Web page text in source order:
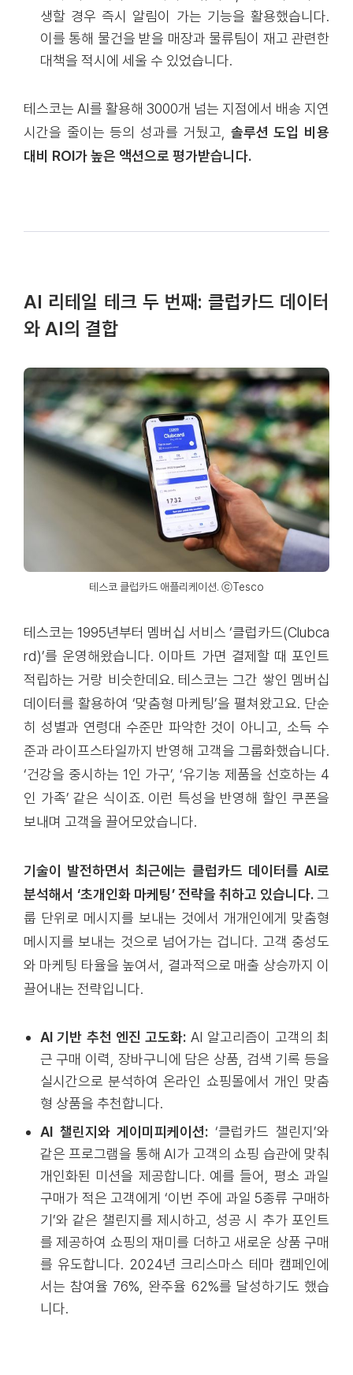
생할 경우 즉시 알림이 가는 기능을 활용했습니다.
이를 통해 물건을 받을 매장과 물류팀이 재고 관련한
대책을 적시에 세울 수 있었습니다.
테스코는 AI를 활용해 3000개 넘는 지점에서 배송 지연
시간을 줄이는 등의 성과를 거뒀고, 솔루션 도입 비용
대비 ROI가 높은 액션으로 평가받습니다.
AI 리테일 테크 두 번째: 클럽카드 데이터
와 AI의 결합
테스코 클럽카드 애플리케이션. ⓒTesco
테스코는 1995년부터 멤버십 서비스 ‘클럽카드(Clubca
rd)’를 운영해왔습니다. 이마트 가면 결제할 때 포인트
적립하는 거랑 비슷한데요. 테스코는 그간 쌓인 멤버십
데이터를 활용하여 ‘맞춤형 마케팅’을 펼쳐왔고요. 단순
히 성별과 연령대 수준만 파악한 것이 아니고, 소득 수
준과 라이프스타일까지 반영해 고객을 그룹화했습니다.
‘건강을 중시하는 1인 가구’, ‘유기농 제품을 선호하는 4
인 가족’ 같은 식이죠. 이런 특성을 반영해 할인 쿠폰을
보내며 고객을 끌어모았습니다.
기술이 발전하면서 최근에는 클럽카드 데이터를 AI로
분석해서 ‘초개인화 마케팅’ 전략을 취하고 있습니다.그
룹 단위로 메시지를 보내는 것에서 개개인에게 맞춤형
메시지를 보내는 것으로 넘어가는 겁니다. 고객 충성도
와 마케팅 타율을 높여서, 결과적으로 매출 상승까지 이
끌어내는 전략입니다.
AI 기반 추천 엔진 고도화: AI 알고리즘이 고객의 최
근 구매 이력, 장바구니에 담은 상품, 검색 기록 등을
실시간으로 분석하여 온라인 쇼핑몰에서 개인 맞춤
형 상품을 추천합니다.
AI 챌린지와 게이미피케이션: ‘클럽카드 챌린지’와
같은 프로그램을 통해 AI가 고객의 쇼핑 습관에 맞춰
개인화된 미션을 제공합니다. 예를 들어, 평소 과일
구매가 적은 고객에게 ‘이번 주에 과일 5종류 구매하
기’와 같은 챌린지를 제시하고, 성공 시 추가 포인트
를 제공하여 쇼핑의 재미를 더하고 새로운 상품 구매
를 유도합니다. 2024년 크리스마스 테마 캠페인에
서는 참여율 76%, 완주율 62%를 달성하기도 했습
니다.